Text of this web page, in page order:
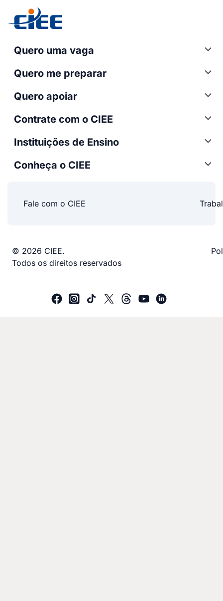
Quero uma vaga
Quero me preparar
Quero apoiar
Contrate com o CIEE
Instituições de Ensino
Conheça o CIEE
Fale com o CIEE
© 2026 CIEE.
Todos os direitos reservados